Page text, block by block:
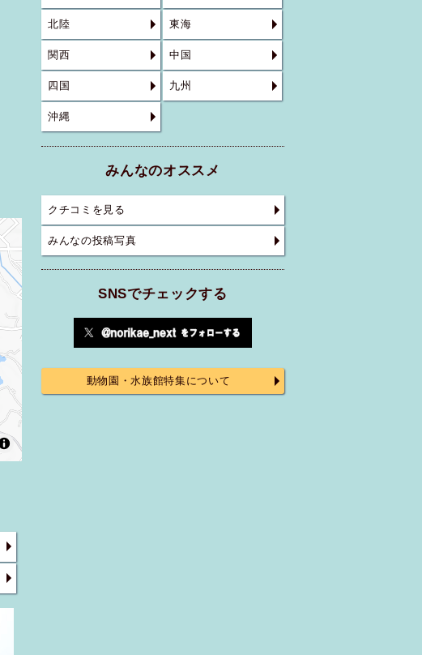
北陸 東海
関西 中国
四国 九州
沖縄
みんなのオススメ
クチコミを見る
みんなの投稿写真
SNSでチェックする
動物園・水族館特集について